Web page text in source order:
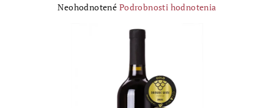
Priemerné
Neohodnotené Podrobnosti hodnotenia